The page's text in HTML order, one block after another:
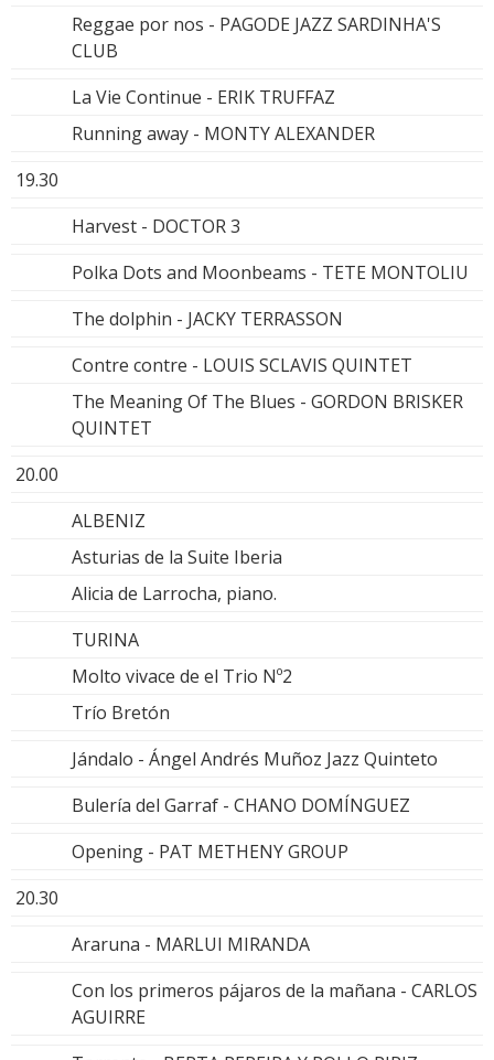
Reggae por nos - PAGODE JAZZ SARDINHA'S
CLUB
La Vie Continue - ERIK TRUFFAZ
Running away - MONTY ALEXANDER
19.30
Harvest - DOCTOR 3
Polka Dots and Moonbeams - TETE MONTOLIU
The dolphin - JACKY TERRASSON
Contre contre - LOUIS SCLAVIS QUINTET
The Meaning Of The Blues - GORDON BRISKER
QUINTET
20.00
ALBENIZ
Asturias de la Suite Iberia
Alicia de Larrocha, piano.
TURINA
Molto vivace de el Trio Nº2
Trío Bretón
Jándalo - Ángel Andrés Muñoz Jazz Quinteto
Bulería del Garraf - CHANO DOMÍNGUEZ
Opening - PAT METHENY GROUP
20.30
Araruna - MARLUI MIRANDA
Con los primeros pájaros de la mañana - CARLOS
AGUIRRE